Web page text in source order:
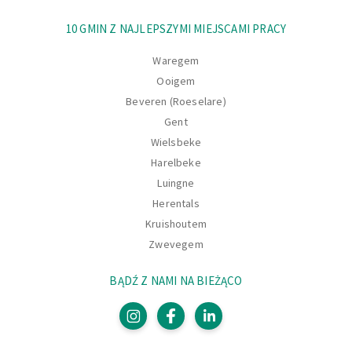
10 GMIN Z NAJLEPSZYMI MIEJSCAMI PRACY
Waregem
Ooigem
Beveren (Roeselare)
Gent
Wielsbeke
Harelbeke
Luingne
Herentals
Kruishoutem
Zwevegem
BĄDŹ Z NAMI NA BIEŻĄCO